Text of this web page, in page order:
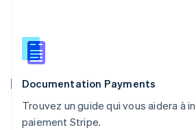
Documentation Payments
Trouvez un guide qui vous aidera à
paiement Stripe.
English
Roumanie
Royaume-Uni
Singapour
English 简体中文